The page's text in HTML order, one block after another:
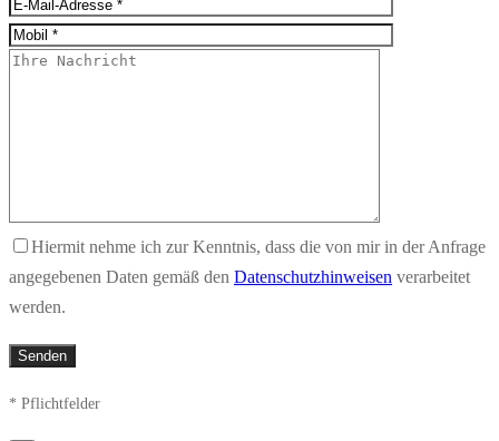
Hiermit nehme ich zur Kenntnis, dass die von mir in der Anfrage
angegebenen Daten gemäß den Datenschutzhinweisen verarbeitet
werden.
* Pflichtfelder